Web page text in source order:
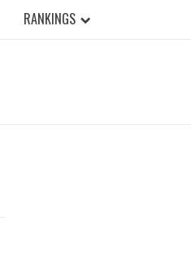
RANKINGS